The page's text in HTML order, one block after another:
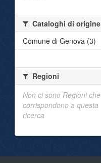
Cataloghi di origine
Comune di Genova (3)
Regioni
Non ci sono Regioni che
corrispondono a questa
ricerca